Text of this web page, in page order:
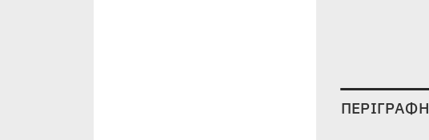
ΠΕΡΙΓΡΑΦΉ